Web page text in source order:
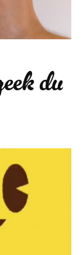
du